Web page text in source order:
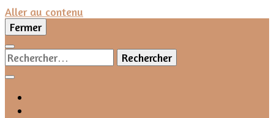
Aller au contenu
Fermer
Rechercher :